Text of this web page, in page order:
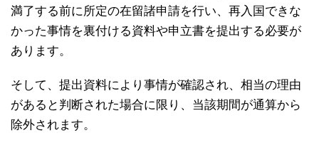
満了する前に所定の在留諸申請を行い、再入国できな
かった事情を裏付ける資料や申立書を提出する必要が
あります。
そして、提出資料により事情が確認され、相当の理由
があると判断された場合に限り、当該期間が通算から
除外されます。